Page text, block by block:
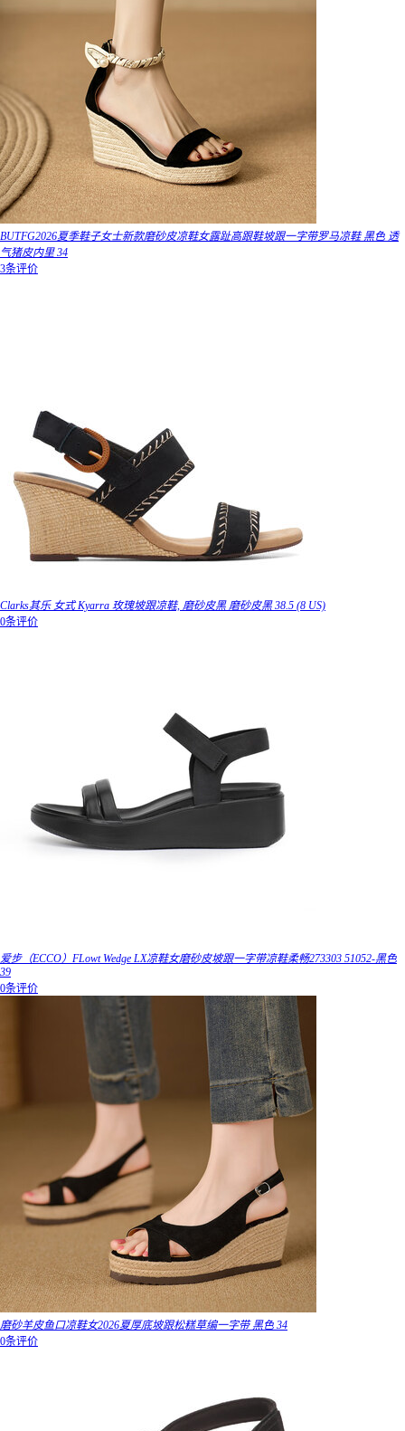
BUTFG2026夏季鞋子女士新款磨砂皮凉鞋女露趾高跟鞋坡跟一字带罗马凉鞋 黑色 透
气猪皮内里 34
3条评价
Clarks其乐 女式 Kyarra 玫瑰坡跟凉鞋, 磨砂皮黑 磨砂皮黑 38.5 (8 US)
0条评价
爱步（ECCO）FLowt Wedge LX凉鞋女磨砂皮坡跟一字带凉鞋柔畅273303 51052-黑色
39
0条评价
磨砂羊皮鱼口凉鞋女2026夏厚底坡跟松糕草编一字带 黑色 34
0条评价